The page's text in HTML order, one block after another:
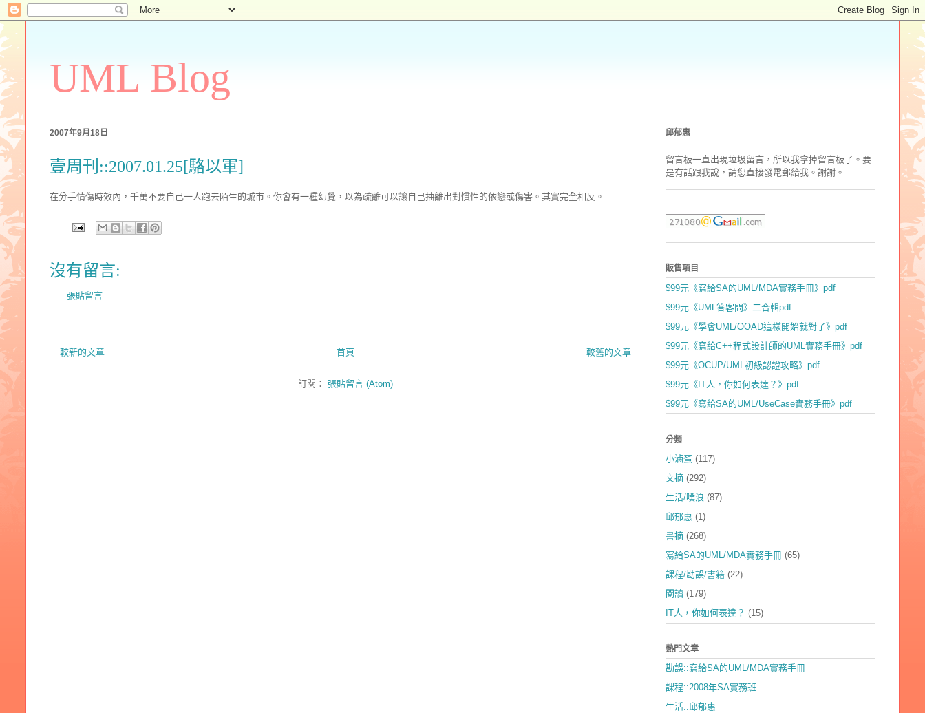
UML Blog
2007年9月18日
壹周刊::2007.01.25[駱以軍]
在分手情傷時效內，千萬不要自己一人跑去陌生的城市。你會有一種幻覺，以為疏離可以讓自己抽離出對慣性的依戀或傷害。其實完全相反。
沒有留言:
張貼留言
較新的文章 較舊的文章
首頁
訂閱： 張貼留言 (Atom)
邱郁惠
留言板一直出現垃圾留言，所以我拿掉留言板了。要
是有話跟我說，請您直接發電郵給我。謝謝。
販售項目
$99元《寫給SA的UML/MDA實務手冊》pdf
$99元《UML答客問》二合輯pdf
$99元《學會UML/OOAD這樣開始就對了》pdf
$99元《寫給C++程式設計師的UML實務手冊》pdf
$99元《OCUP/UML初級認證攻略》pdf
$99元《IT人，你如何表達？》pdf
$99元《寫給SA的UML/UseCase實務手冊》pdf
分類
小滷蛋 (117)
文摘 (292)
生活/噗浪 (87)
邱郁惠 (1)
書摘 (268)
寫給SA的UML/MDA實務手冊 (65)
課程/勘誤/書籍 (22)
閱讀 (179)
IT人，你如何表達？ (15)
熱門文章
勘誤::寫給SA的UML/MDA實務手冊
課程::2008年SA實務班
生活::邱郁惠